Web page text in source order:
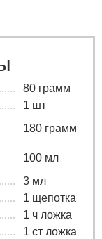
80 грамм
1 шт
180 грамм
100 мл
3 мл
1 щепотка
1 ч ложка
1 ст ложка